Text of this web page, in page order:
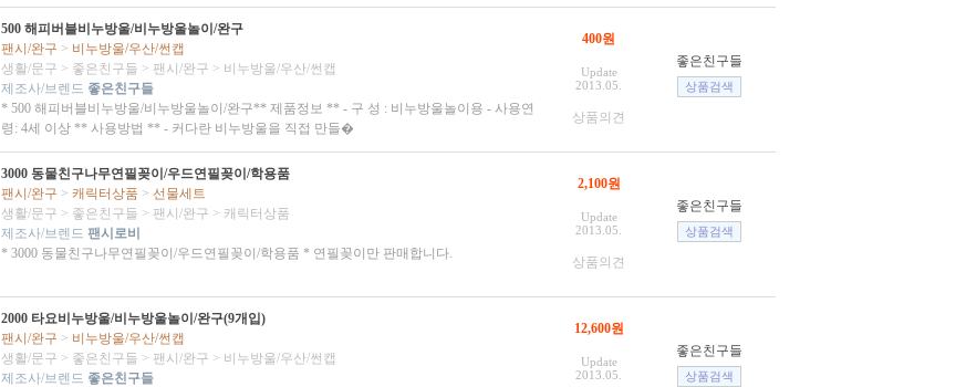
500 해피버블비누방울/비누방울놀이/완구
팬시/완구 > 비누방울/우산/썬캡
생활/문구 > 좋은친구들 > 팬시/완구 > 비누방울/우산/썬캡
제조사/브렌드 좋은친구들
* 500 해피버블비누방울/비누방울놀이/완구** 제품정보 ** - 구 성 : 비누방울놀이용 - 사용연
령: 4세 이상 ** 사용방법 ** - 커다란 비누방울을 직접 만들�
400원
Update
2013.05.
상품의견
좋은친구들
3000 동물친구나무연필꽂이/우드연필꽂이/학용품
팬시/완구 > 캐릭터상품 > 선물세트
생활/문구 > 좋은친구들 > 팬시/완구 > 캐릭터상품
제조사/브렌드 팬시로비
* 3000 동물친구나무연필꽂이/우드연필꽂이/학용품 * 연필꽂이만 판매합니다.
2,100원
Update
2013.05.
상품의견
좋은친구들
2000 타요비누방울/비누방울놀이/완구(9개입)
팬시/완구 > 비누방울/우산/썬캡
생활/문구 > 좋은친구들 > 팬시/완구 > 비누방울/우산/썬캡
제조사/브렌드 좋은친구들
12,600원
Update
2013.05.
좋은친구들